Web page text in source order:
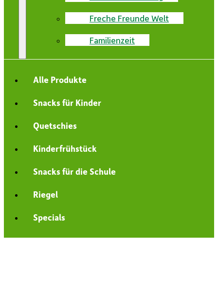
Freche Freunde Welt
Familienzeit
Alle Produkte
Snacks für Kinder
Quetschies
Kinderfrühstück
Snacks für die Schule
Riegel
Specials